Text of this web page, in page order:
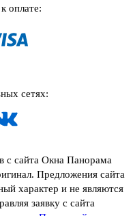
оплате:
сетях:
с сайта Окна Панорама
Предложения сайта
характер и не являются
заявку с сайта